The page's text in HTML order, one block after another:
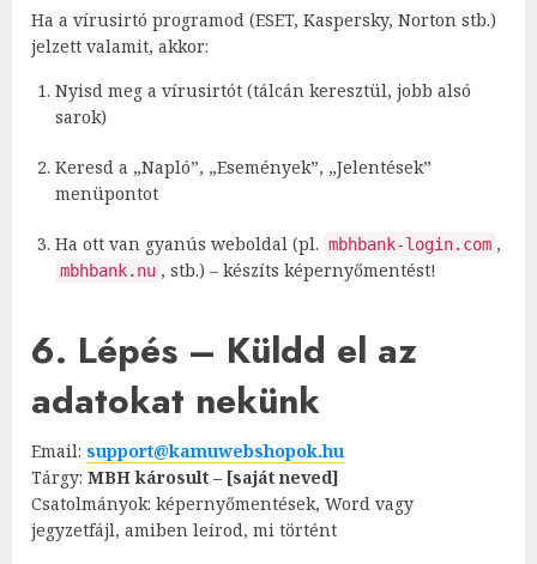
Ha a vírusirtó programod (ESET, Kaspersky, Norton stb.)
jelzett valamit, akkor:
Nyisd meg a vírusirtót (tálcán keresztül, jobb alsó
sarok)
Keresd a „Napló”, „Események”, „Jelentések”
menüpontot
Ha ott van gyanús weboldal (pl. mbhbank-login.com ,
mbhbank.nu , stb.) – készíts képernyőmentést!
6. Lépés – Küldd el az
adatokat nekünk
Email: support@kamuwebshopok.hu
Tárgy: MBH károsult – [saját neved]
Csatolmányok: képernyőmentések, Word vagy
jegyzetfájl, amiben leírod, mi történt